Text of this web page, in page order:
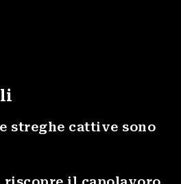
streghe cattive sono